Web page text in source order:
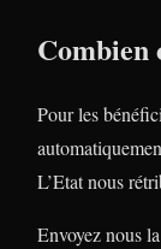
Combien
Pour les
L’Etat nous
Envoyez nous